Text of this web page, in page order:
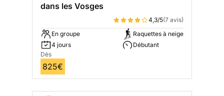
dans les Vosges
4,3/5(7 avis)
En groupe
4 jours
Raquettes à neige
Débutant
Dès
825€